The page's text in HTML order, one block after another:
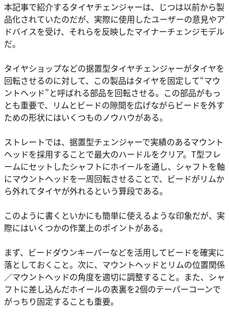
本記事で紹介するタイヤチェンジャーは、じつは以前から製
品化されていたのだが、実際に使用したユーザーの意見やア
ドバイスを受け、それらを反映したマイナーチェンジモデル
だ。
タイヤショップなどの据置型タイヤチェンジャーがタイヤを
回転させるのに対して、この製品はタイヤを固定して“マウ
ントヘッド”と呼ばれる部品を回転させる。この部品がもっ
とも重要で、リムとビードの隙間を広げながらビードを外す
ための形状にはいくつものノウハウがある。
ストレートでは、据置型チェンジャーで実績のあるマウント
ヘッドを採用することで最大のハードルをクリア。T型フレ
ームにセットしたシャフトにホイールを通し、シャフトを軸
にマウントヘッドを一周回転させることで、ビードがリムか
ら外れてタイヤが外れるという算段である。
このように書くといかにも簡単に使えるような印象だが、実
際にはいくつかの作業上のポイントがある。
まず、ビードダウンキーパーなどを活用してビードを確実に
落としておくこと。次に、マウントヘッドとリムの位置関係
／マウントヘッドの角度を適切に調整すること。また、シャ
フトに差し込んだホイールの表裏を2個のテーパーコーンで
がっちり固定することも重要。